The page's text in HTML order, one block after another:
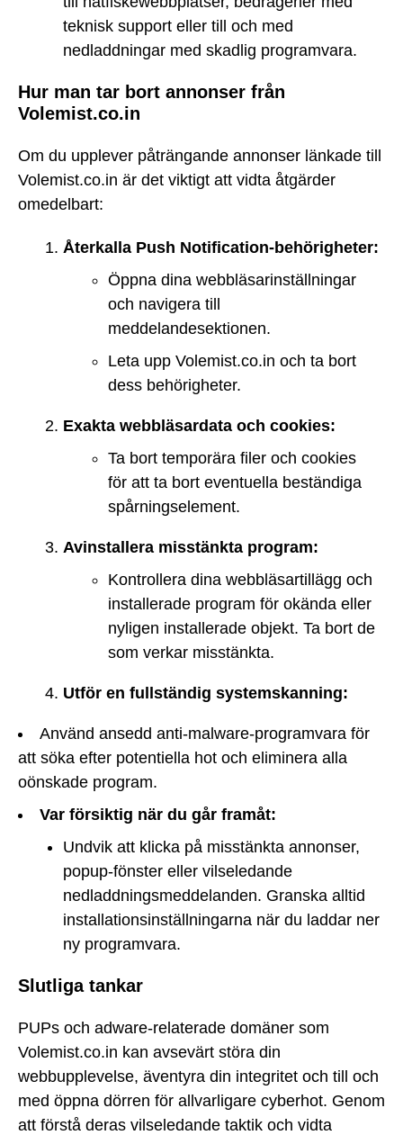
teknisk support eller till och med
nedladdningar med skadlig programvara.
Hur man tar bort annonser från
Volemist.co.in
Om du upplever påträngande annonser länkade till
Volemist.co.in är det viktigt att vidta åtgärder
omedelbart:
Återkalla Push Notification-behörigheter:
Öppna dina webbläsarinställningar
och navigera till
meddelandesektionen.
Leta upp Volemist.co.in och ta bort
dess behörigheter.
Exakta webbläsardata och cookies:
Ta bort temporära filer och cookies
för att ta bort eventuella beständiga
spårningselement.
Avinstallera misstänkta program:
Kontrollera dina webbläsartillägg och
installerade program för okända eller
nyligen installerade objekt. Ta bort de
som verkar misstänkta.
Utför en fullständig systemskanning:
Använd ansedd anti-malware-programvara för
att söka efter potentiella hot och eliminera alla
oönskade program.
Var försiktig när du går framåt:
Undvik att klicka på misstänkta annonser,
popup-fönster eller vilseledande
nedladdningsmeddelanden. Granska alltid
installationsinställningarna när du laddar ner
ny programvara.
Slutliga tankar
PUPs och adware-relaterade domäner som
Volemist.co.in kan avsevärt störa din
webbupplevelse, äventyra din integritet och till och
med öppna dörren för allvarligare cyberhot. Genom
att förstå deras vilseledande taktik och vidta